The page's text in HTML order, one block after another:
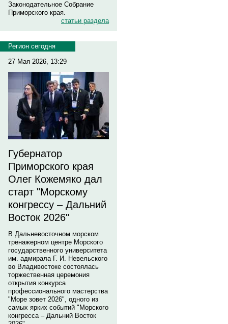
Законодательное Собрание
Приморского края.
статьи раздела
Регион сегодня
27 Мая 2026, 13:29
Губернатор
Приморского края
Олег Кожемяко дал
старт "Морскому
конгрессу – Дальний
Восток 2026"
В Дальневосточном морском
тренажерном центре Морского
государственного университета
им. адмирала Г. И. Невельского
во Владивостоке состоялась
торжественная церемония
открытия конкурса
профессионального мастерства
"Море зовет 2026", одного из
самых ярких событий "Морского
конгресса – Дальний Восток